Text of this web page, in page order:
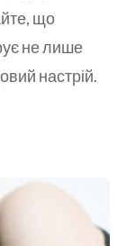
що
не лише
настрій.